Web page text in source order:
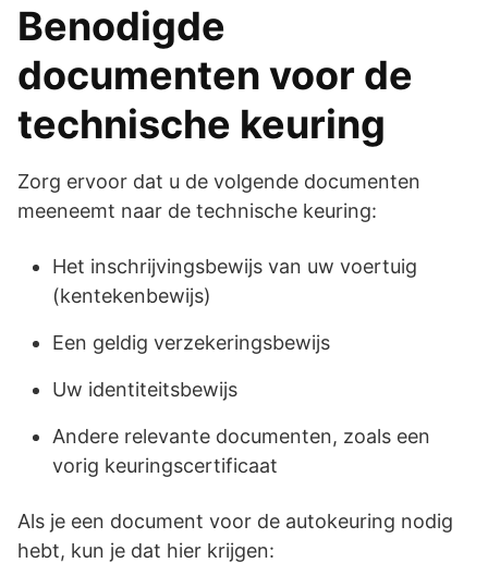
Benodigde
documenten voor de
technische keuring
Zorg ervoor dat u de volgende documenten
meeneemt naar de technische keuring:
Het inschrijvingsbewijs van uw voertuig
(kentekenbewijs)
Een geldig verzekeringsbewijs
Uw identiteitsbewijs
Andere relevante documenten, zoals een
vorig keuringscertificaat
Als je een document voor de autokeuring nodig
hebt, kun je dat hier krijgen: